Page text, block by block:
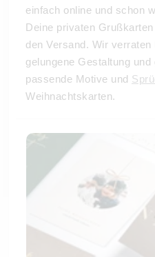
einfach online und schon
Deine privaten
den Versand. Wir
gelungene Gestaltung
passende Motive und
Weihnachtskarten.